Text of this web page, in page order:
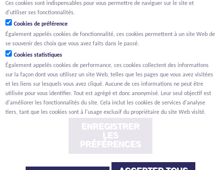
RPM Anvers, département Malines
Ces cookies sont indispensables pour vous permettre de naviguer sur le site et
d'utiliser ses fonctionnalités.
Cookies de préférence
Également appelés cookies de fonctionnalité, ces cookies permettent à un site Web de
se souvenir des choix que vous avez faits dans le passé.
Cookies statistiques
Également appelés cookies de performance, ces cookies collectent des informations
sur la façon dont vous utilisez un site Web, telles que les pages que vous avez visitées
et les liens sur lesquels vous avez cliqué. Aucune de ces informations ne peut être
utilisée pour vous identifier. Tout est agrégé et donc anonymisé. Leur seul objectif est
d'améliorer les fonctionnalités du site. Cela inclut les cookies de services d'analyse
tiers, tant que les cookies sont à l'usage exclusif du propriétaire du site Web visité.
ENREGISTRER
LES
PRÉFÉRENCES